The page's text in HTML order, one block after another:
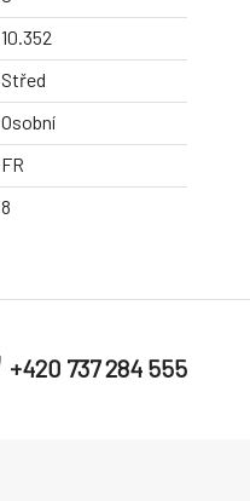
10.352
Střed
Osobní
FR
8
+420 737 284 555